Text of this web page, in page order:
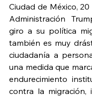
Ciudad de México,
Administración
giro a su política
también es muy
ciudadanía a
una medida que
endurecimiento
contra la migración,